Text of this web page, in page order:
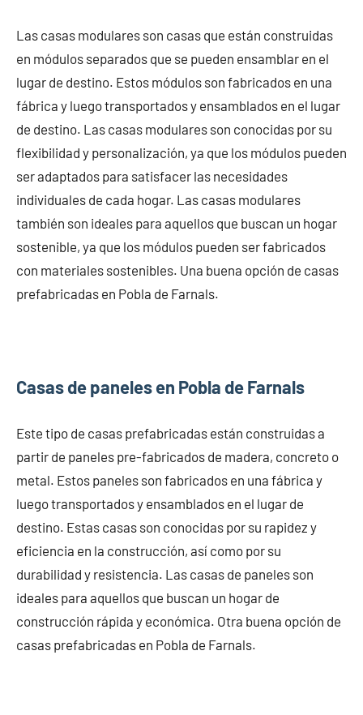
Las casas modulares son casas que están construidas
en módulos separados que se pueden ensamblar en el
lugar de destino. Estos módulos son fabricados en una
fábrica y luego transportados y ensamblados en el lugar
de destino. Las casas modulares son conocidas por su
flexibilidad y personalización, ya que los módulos pueden
ser adaptados para satisfacer las necesidades
individuales de cada hogar. Las casas modulares
también son ideales para aquellos que buscan un hogar
sostenible, ya que los módulos pueden ser fabricados
con materiales sostenibles. Una buena opción de casas
prefabricadas en Pobla de Farnals.
Casas de paneles en Pobla de Farnals
Este tipo de casas prefabricadas están construidas a
partir de paneles pre-fabricados de madera, concreto o
metal. Estos paneles son fabricados en una fábrica y
luego transportados y ensamblados en el lugar de
destino. Estas casas son conocidas por su rapidez y
eficiencia en la construcción, así como por su
durabilidad y resistencia. Las casas de paneles son
ideales para aquellos que buscan un hogar de
construcción rápida y económica. Otra buena opción de
casas prefabricadas en Pobla de Farnals.